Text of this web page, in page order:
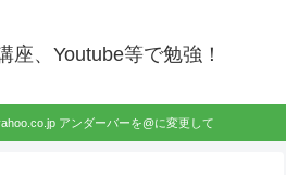
座、Youtube等で勉強！
アンダーバーを@に変更して